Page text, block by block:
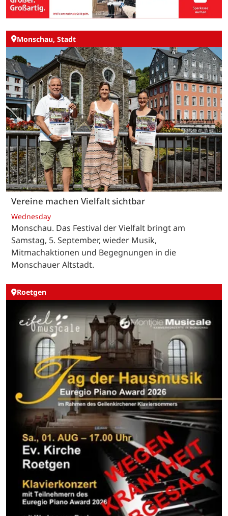
Monschau, Stadt
Vereine machen Vielfalt sichtbar
Wednesday
Monschau. Das Festival der Vielfalt bringt am
Samstag, 5. September, wieder Musik,
Mitmachaktionen und Begegnungen in die
Monschauer Altstadt.
Roetgen